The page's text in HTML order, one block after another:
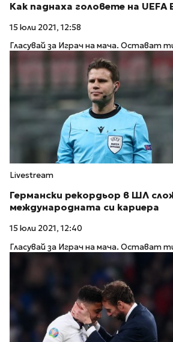
Как паднаха головете на UEFA
15 юли 2021, 12:58
Гласувай за Играч на мача. Остават
Livestream
Германски рекордьор в ШЛ
международната си кариера
15 юли 2021, 12:40
Гласувай за Играч на мача. Остават